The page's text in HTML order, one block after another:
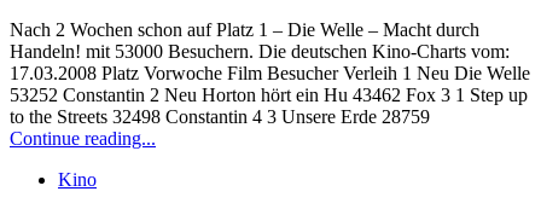
Nach 2 Wochen schon auf Platz 1 – Die Welle – Macht durch
Handeln! mit 53000 Besuchern. Die deutschen Kino-Charts vom:
17.03.2008 Platz Vorwoche Film Besucher Verleih 1 Neu Die Welle
53252 Constantin 2 Neu Horton hört ein Hu 43462 Fox 3 1 Step up
to the Streets 32498 Constantin 4 3 Unsere Erde 28759
Continue reading...
Kino